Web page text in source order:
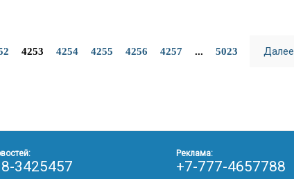
4253 4254 4255 4256 4257 ... 5023 Далее
3425457
Реклама:
+7-777-4657788